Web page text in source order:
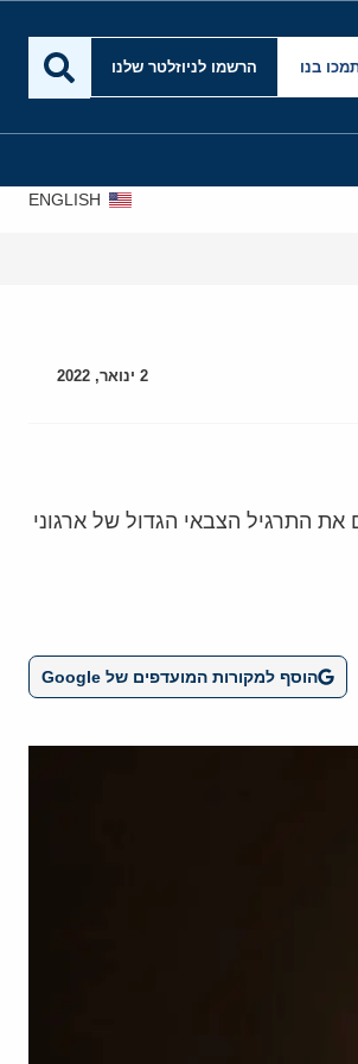
בנו הרשמו לניוזלטר שלנו
ENGLISH
2 ינואר, 2022
התרגיל הצבאי הגדול של ארגוני
הוסף למקורות המועדפים של Google